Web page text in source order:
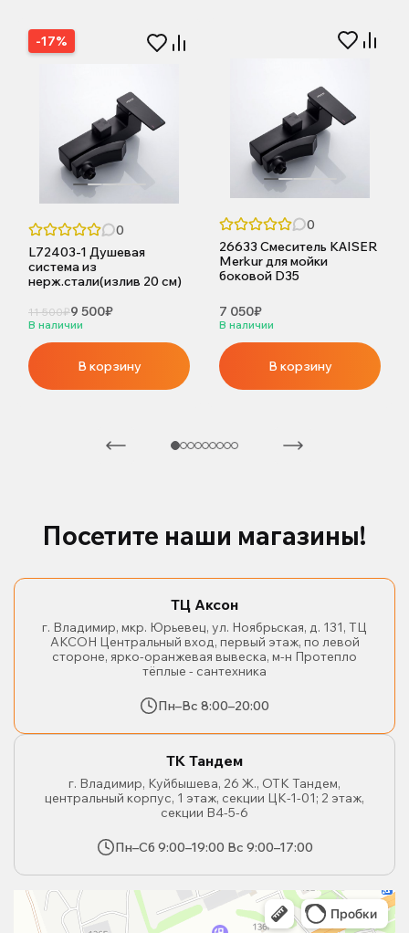
-17%
0
L72403-1 Душевая
система из
нерж.стали(излив 20 см)
11 500₽9 500₽
В наличии
В корзину
0
26633 Смеситель KAISER
Merkur для мойки
боковой D35
7 050₽
В наличии
В корзину
Посетите наши магазины!
ТЦ Аксон
г. Владимир, мкр. Юрьевец, ул. Ноябрьская, д. 131, ТЦ
АКСОН Центральный вход, первый этаж, по левой
стороне, ярко-оранжевая вывеска, м-н Протепло
тёплые - сантехника
Пн–Вс 8:00–20:00
ТК Тандем
г. Владимир, Куйбышева, 26 Ж., ОТК Тандем,
центральный корпус, 1 этаж, секции ЦК-1-01; 2 этаж,
секции В4-5-6
Пн–Сб 9:00–19:00 Вс 9:00–17:00